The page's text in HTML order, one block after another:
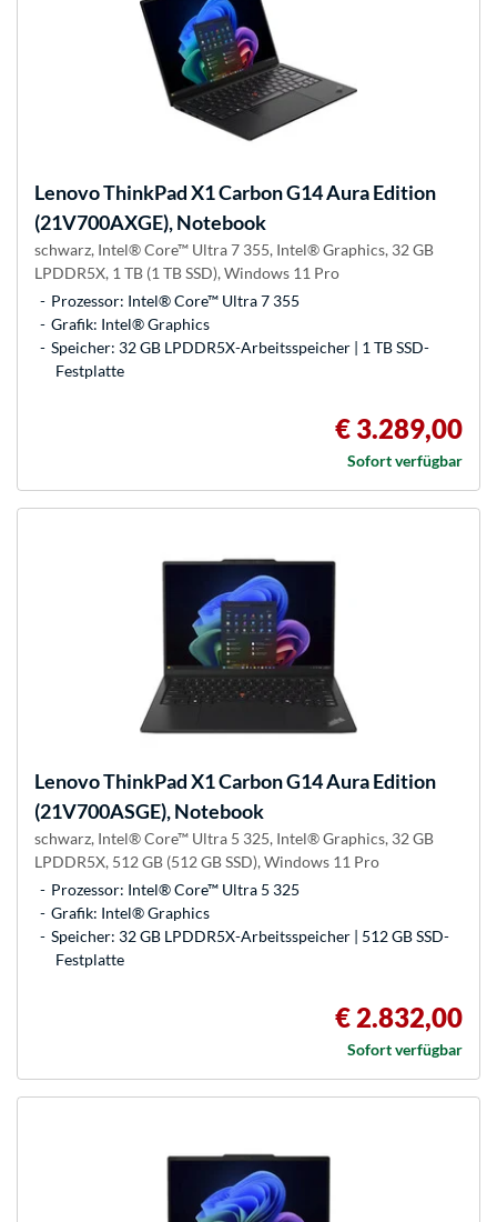
LenovoThinkPad X1 Carbon G14 Aura Edition
(21V700AXGE), Notebook
schwarz, Intel® Core™ Ultra 7 355, Intel® Graphics, 32 GB
LPDDR5X, 1 TB (1 TB SSD), Windows 11 Pro
Prozessor: Intel® Core™ Ultra 7 355
Grafik: Intel® Graphics
Speicher: 32 GB LPDDR5X-Arbeitsspeicher | 1 TB SSD-
Festplatte
€ 3.289,00
Sofort verfügbar
LenovoThinkPad X1 Carbon G14 Aura Edition
(21V700ASGE), Notebook
schwarz, Intel® Core™ Ultra 5 325, Intel® Graphics, 32 GB
LPDDR5X, 512 GB (512 GB SSD), Windows 11 Pro
Prozessor: Intel® Core™ Ultra 5 325
Grafik: Intel® Graphics
Speicher: 32 GB LPDDR5X-Arbeitsspeicher | 512 GB SSD-
Festplatte
€ 2.832,00
Sofort verfügbar